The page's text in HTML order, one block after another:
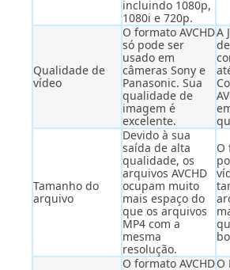
incluindo 1080p,
1080i e 720p.
Qualidade de
vídeo
O formato AVCHD
só pode ser
usado em
câmeras Sony e
Panasonic. Sua
qualidade de
imagem é
excelente.
A
Tamanho do
arquivo
Devido à sua
saída de alta
qualidade, os
arquivos AVCHD
ocupam muito
mais espaço do
que os arquivos
MP4 com a
mesma
resolução.
O
O formato AVCHDO